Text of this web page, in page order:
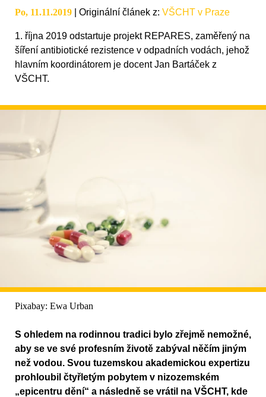
Po, 11.11.2019 Originální článek z: VŠCHT v Praze
1. října 2019 odstartuje projekt REPARES, zaměřený na
šíření antibiotické rezistence v odpadních vodách, jehož
hlavním koordinátorem je docent Jan Bartáček z
VŠCHT.
Pixabay: Ewa Urban
S ohledem na rodinnou tradici bylo zřejmě nemožné,
aby se ve své profesním životě zabýval něčím jiným
než vodou. Svou tuzemskou akademickou expertizu
prohloubil čtyřletým pobytem v nizozemském
„epicentru dění“ a následně se vrátil na VŠCHT, kde